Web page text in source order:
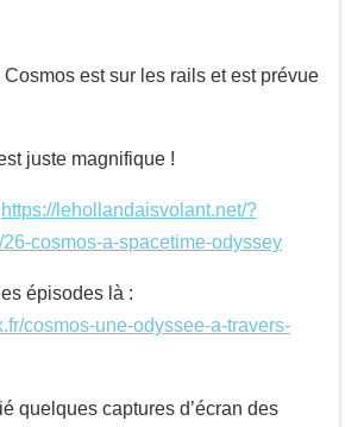
est sur les rails et est prévue
juste magnifique !
https://lehollandaisvolant.net/?
cosmos-a-spacetime-odyssey
épisodes là :
cosmos-une-odyssee-a-travers-
quelques captures d’écran des